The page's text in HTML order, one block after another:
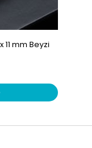
mm Beyzi